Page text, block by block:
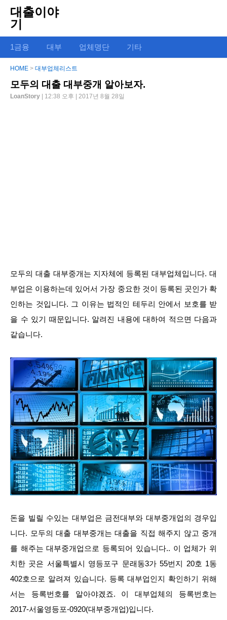
대출이야
기
1금융 대부 업체명단 기타
HOME > 대부업체리스트
모두의 대출 대부중개 알아보자.
LoanStory | 12:38 오후 | 2017년 8월 28일
모두의 대출 대부중개는 지자체에 등록된 대부업체입니다. 대
부업은 이용하는데 있어서 가장 중요한 것이 등록된 곳인가 확
인하는 것입니다. 그 이유는 법적인 테두리 안에서 보호를 받
을 수 있기 때문입니다. 알려진 내용에 대하여 적으면 다음과
같습니다.
돈을 빌릴 수있는 대부업은 금전대부와 대부중개업의 경우입
니다. 모두의 대출 대부중개는 대출을 직접 해주지 않고 중개
를 해주는 대부중개업으로 등록되어 있습니다.. 이 업체가 위
치한 곳은 서울특별시 영등포구 문래동3가 55번지 20호 1동
402호으로 알려져 있습니다. 등록 대부업인지 확인하기 위해
서는 등록번호를 알아야겠죠. 이 대부업체의 등록번호는
2017-서울영등포-0920(대부중개업)입니다.